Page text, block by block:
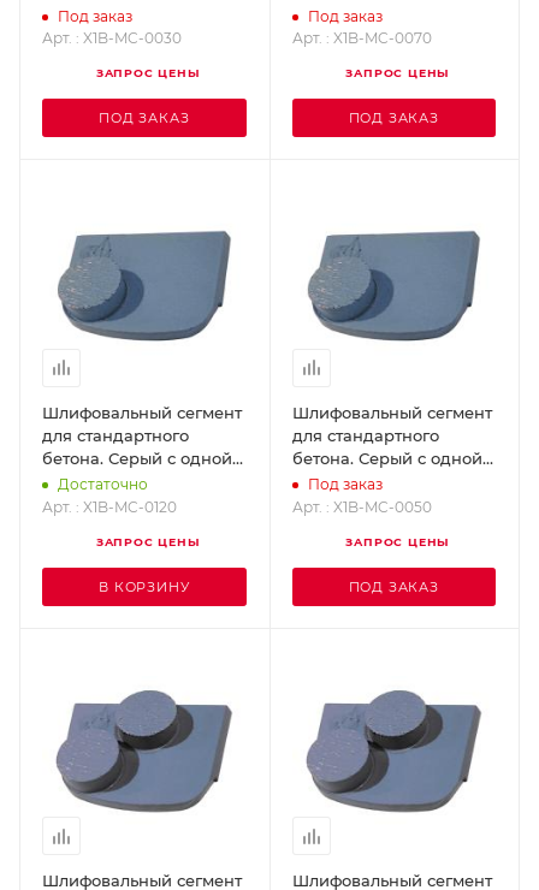
кнопкой, Grit 30 X1B-MC-
0030
Под заказ
Арт. : X1B-MC-0030
ЗАПРОС ЦЕНЫ
ПОД ЗАКАЗ
кнопкой, Grit 70 X1B-MC-
0070
Под заказ
Арт. : X1B-MC-0070
ЗАПРОС ЦЕНЫ
ПОД ЗАКАЗ
Шлифовальный сегмент
для стандартного
бетона. Серый с одной
кнопкой, Grit 120 X1B-
MC-0120
Достаточно
Арт. : X1B-MC-0120
ЗАПРОС ЦЕНЫ
В КОРЗИНУ
Шлифовальный сегмент
для стандартного
бетона. Серый с одной
кнопкой, Grit 50 X1B-MC-
0050
Под заказ
Арт. : X1B-MC-0050
ЗАПРОС ЦЕНЫ
ПОД ЗАКАЗ
Шлифовальный сегмент
Шлифовальный сегмент